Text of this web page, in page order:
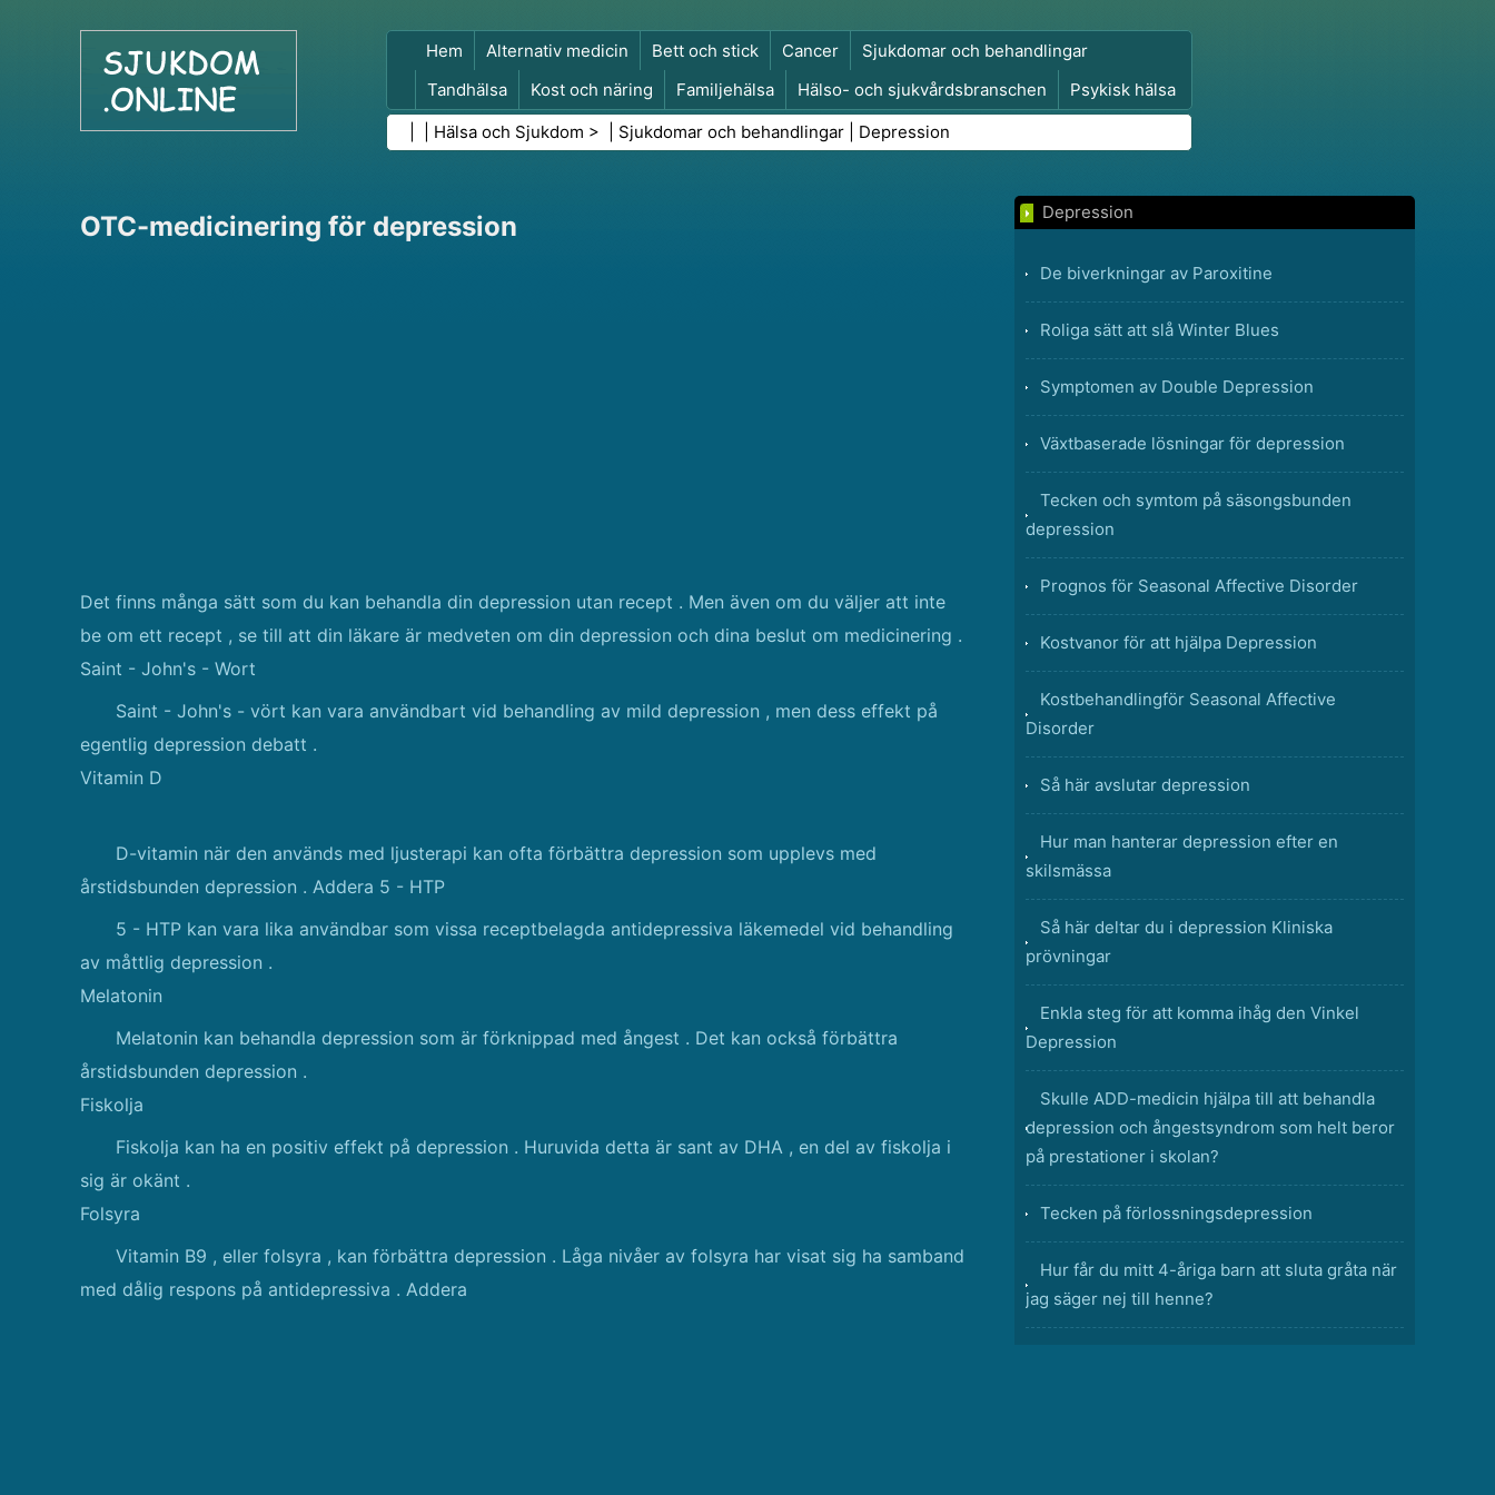
Hem Alternativ medicin Bett och stick Cancer
Sjukdomar och behandlingar
Tandhälsa
Kost och näring Familjehälsa Hälso- och sjukvårdsbranschen
Psykisk hälsa
Folkhälsa och säkerhet
Kirurgi och ingrepp Hälsa
Hälsa och Sjukdom > | Sjukdomar och behandlingar Depression
OTC-medicinering för depression
Det finns många sätt som du kan behandla din depression utan recept . Men även om du väljer att inte
be om ett recept , se till att din läkare är medveten om din depression och dina beslut om medicinering .
Saint - John's - Wort
Saint - John's - vört kan vara användbart vid behandling av mild depression , men dess effekt på
egentlig depression debatt .
Vitamin D
D-vitamin när den används med ljusterapi kan ofta förbättra depression som upplevs med
årstidsbunden depression . Addera 5 - HTP
5 - HTP kan vara lika användbar som vissa receptbelagda antidepressiva läkemedel vid behandling
av måttlig depression .
Melatonin
Melatonin kan behandla depression som är förknippad med ångest . Det kan också förbättra
årstidsbunden depression .
Fiskolja
Fiskolja kan ha en positiv effekt på depression . Huruvida detta är sant av DHA , en del av fiskolja i
sig är okänt .
Folsyra
Vitamin B9 , eller folsyra , kan förbättra depression . Låga nivåer av folsyra har visat sig ha samband
med dålig respons på antidepressiva . Addera
Depression
De biverkningar av Paroxitine
Roliga sätt att slå Winter Blues
Symptomen av Double Depression
Växtbaserade lösningar för depression
Tecken och symtom på säsongsbunden
depression
Prognos för Seasonal Affective Disorder
Kostvanor för att hjälpa Depression
Kostbehandlingför Seasonal Affective
Disorder
Så här avslutar depression
Hur man hanterar depression efter en
skilsmässa
Så här deltar du i depression Kliniska
prövningar
Enkla steg för att komma ihåg den Vinkel
Depression
Skulle ADD-medicin hjälpa till att behandla
depression och ångestsyndrom som helt beror
på prestationer i skolan?
Tecken på förlossningsdepression
Hur får du mitt 4-åriga barn att sluta gråta när
jag säger nej till henne?